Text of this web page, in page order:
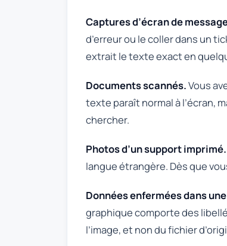
Captures d’écran de
d’erreur ou le coller dans un
extrait le texte exact en
Documents scannés.Vous
texte paraît normal à l’écran,
chercher.
Photos d’un support imprimé.
langue étrangère. Dès que
Données enfermées dans
graphique comporte des
l’image, et non du fichier